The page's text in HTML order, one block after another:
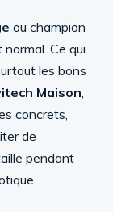
ou champion
normal. Ce qui
les bons
Maison,
concrets,
de
pendant